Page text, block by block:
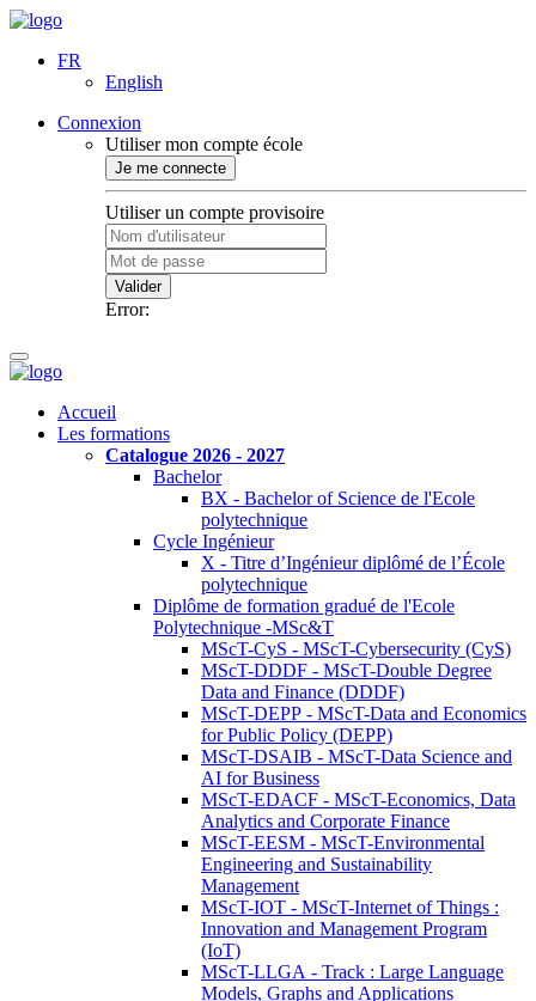
FR
English
Connexion
Utiliser mon compte école
Je me connecte
Utiliser un compte provisoire
Valider
Error:
Accueil
Les formations
Catalogue 2026 - 2027
Bachelor
BX - Bachelor of Science de l'Ecole
polytechnique
Cycle Ingénieur
X - Titre d’Ingénieur diplômé de l’École
polytechnique
Diplôme de formation gradué de l'Ecole
Polytechnique -MSc&T
MScT-CyS - MScT-Cybersecurity (CyS)
MScT-DDDF - MScT-Double Degree
Data and Finance (DDDF)
MScT-DEPP - MScT-Data and Economics
for Public Policy (DEPP)
MScT-DSAIB - MScT-Data Science and
AI for Business
MScT-EDACF - MScT-Economics, Data
Analytics and Corporate Finance
MScT-EESM - MScT-Environmental
Engineering and Sustainability
Management
MScT-IOT - MScT-Internet of Things :
Innovation and Management Program
(IoT)
MScT-LLGA - Track : Large Language
Models, Graphs and Applications